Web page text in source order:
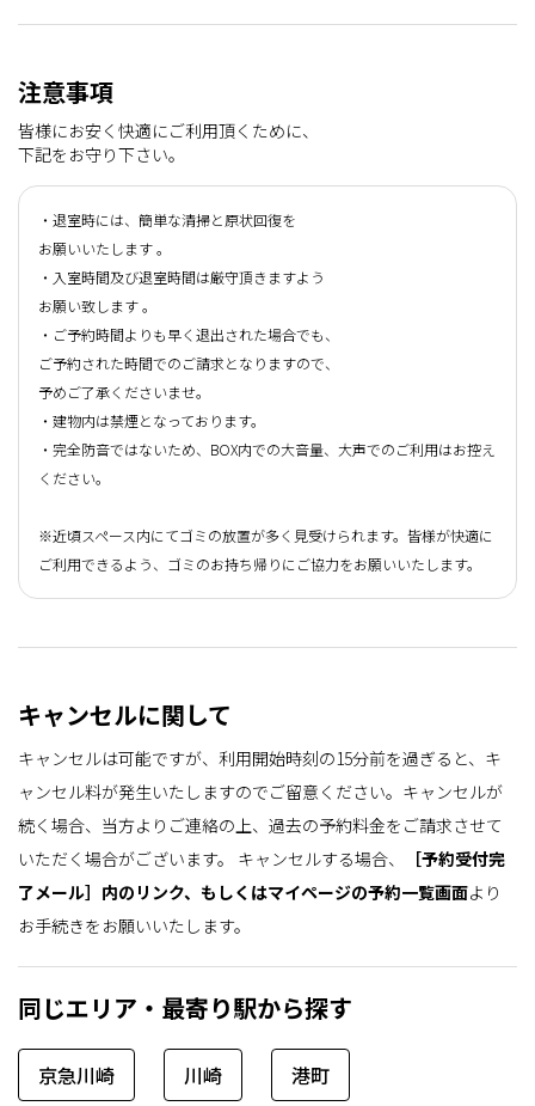
注意事項
皆様にお安く快適にご利用頂くために、
下記をお守り下さい。
・退室時には、簡単な清掃と原状回復を
お願いいたします 。
・入室時間及び退室時間は厳守頂きますよう
お願い致します 。
・ご予約時間よりも早く退出された場合でも、
ご予約された時間でのご請求となりますので、
予めご了承くださいませ。
・建物内は禁煙となっております。
・完全防音ではないため、BOX内での大音量、大声でのご利用はお控え
ください。
※近頃スペース内にてゴミの放置が多く見受けられます。皆様が快適に
ご利用できるよう、ゴミのお持ち帰りにご協力をお願いいたします。
キャンセルに関して
キャンセルは可能ですが、利用開始時刻の15分前を過ぎると、キ
ャンセル料が発生いたしますのでご留意ください。キャンセルが
続く場合、当方よりご連絡の上、過去の予約料金をご請求させて
いただく場合がございます。
キャンセルする場合、
［予約受付完
了メール］内のリンク、もしくはマイページの予約一覧画面より
お手続きをお願いいたします。
同じエリア・最寄り駅から探す
京急川崎 川崎 港町